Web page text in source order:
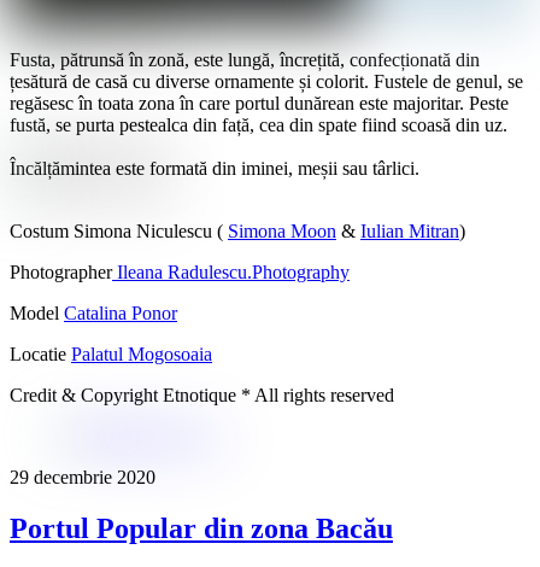
Fusta, pătrunsă în zonă, este lungă, încrețită, confecționată din
țesătură de casă cu diverse ornamente și colorit. Fustele de genul, se
regăsesc în toata zona în care portul dunărean este majoritar. Peste
fustă, se purta pestealca din față, cea din spate fiind scoasă din uz.
Încălțămintea este formată din iminei, meșii sau târlici.
Costum Simona Niculescu ( Simona Moon & Iulian Mitran)
PhotographerIleana Radulescu.Photography
Model Catalina Ponor
Locatie Palatul Mogosoaia
Credit & Copyright Etnotique * All rights reserved
29 decembrie 2020
Portul Popular din zona Bacău